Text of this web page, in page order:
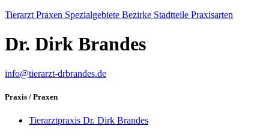
Tierarzt Praxen Spezialgebiete Bezirke Stadtteile Praxisarten
Dr. Dirk Brandes
info@tierarzt-drbrandes.de
Praxis / Praxen
Tierarztpraxis Dr. Dirk Brandes